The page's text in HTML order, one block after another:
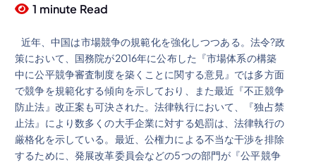
1 minute Read
近年、中国は市場競争の規範化を強化しつつある。法令?政
策において、国務院が2016年に公布した『市場体系の構築
中に公平競争審査制度を築くことに関する意見』では多方面
で競争を規範化する傾向を示しており、また最近『不正競争
防止法』改正案も可決された。法律執行において、『独占禁
止法』により数多くの大手企業に対する処罰は、法律執行の
厳格化を示している。最近、公権力による不当な干渉を排除
するために、発展改革委員会などの5つの部門が『公平競争